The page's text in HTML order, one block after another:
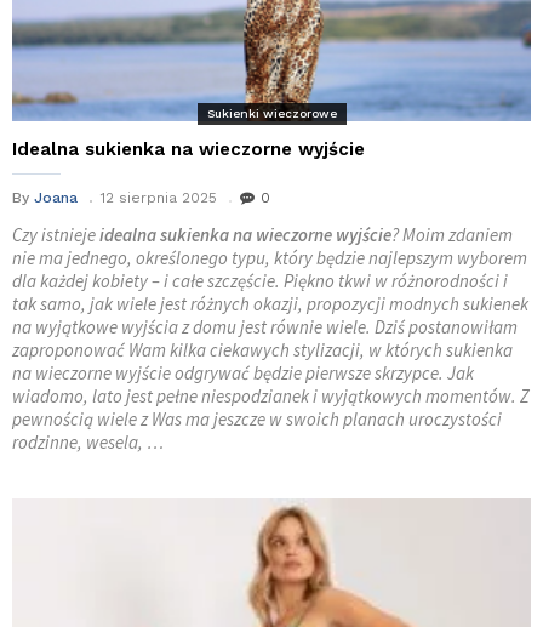
Sukienki wieczorowe
Idealna sukienka na wieczorne wyjście
By Joana 12 sierpnia 2025 0
Czy istniejeidealna sukienka na wieczorne wyjście? Moim zdaniem
nie ma jednego, określonego typu, który będzie najlepszym wyborem
dla każdej kobiety – i całe szczęście. Piękno tkwi w różnorodności i
tak samo, jak wiele jest różnych okazji, propozycji modnych sukienek
na wyjątkowe wyjścia z domu jest równie wiele. Dziś postanowiłam
zaproponować Wam kilka ciekawych stylizacji, w których sukienka
na wieczorne wyjście odgrywać będzie pierwsze skrzypce. Jak
wiadomo, lato jest pełne niespodzianek i wyjątkowych momentów. Z
pewnością wiele z Was ma jeszcze w swoich planach uroczystości
rodzinne, wesela, …